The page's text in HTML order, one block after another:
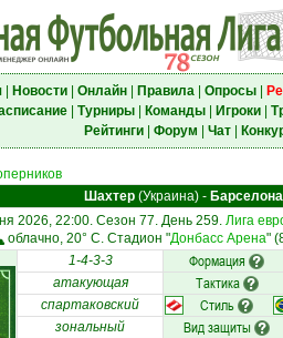
| Новости| Онлайн| Правила| Опросы|
| Турниры| Команды| Игроки|
Рейтинги| Форум Чат|
Шахтер(Украина)- Барселона
2026, 22:00. Сезон 77. День 259. Лига
облачно, 20° C. Стадион "Донбасс Арена"
1-4-3-3 Формация
атакующая Тактика
спартаковский Стиль
зональный Вид защиты